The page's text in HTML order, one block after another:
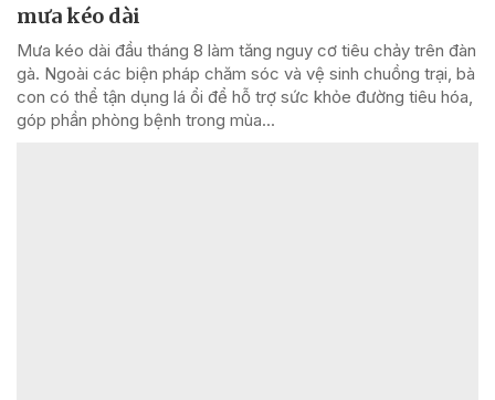
mưa kéo dài
Mưa kéo dài đầu tháng 8 làm tăng nguy cơ tiêu chảy trên đàn
gà. Ngoài các biện pháp chăm sóc và vệ sinh chuồng trại, bà
con có thể tận dụng lá ổi để hỗ trợ sức khỏe đường tiêu hóa,
góp phần phòng bệnh trong mùa...